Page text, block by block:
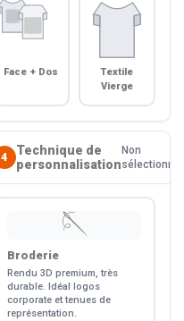
Face + Dos
Textile
Vierge
4
Technique de
personnalisation
Non
sélectionné
🪡
Broderie
Rendu 3D premium, très
durable. Idéal logos
corporate et tenues de
représentation.